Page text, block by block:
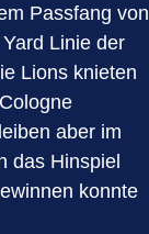
Passfang von
Linie der
Lions knieten
aber im
das Hinspiel
konnte